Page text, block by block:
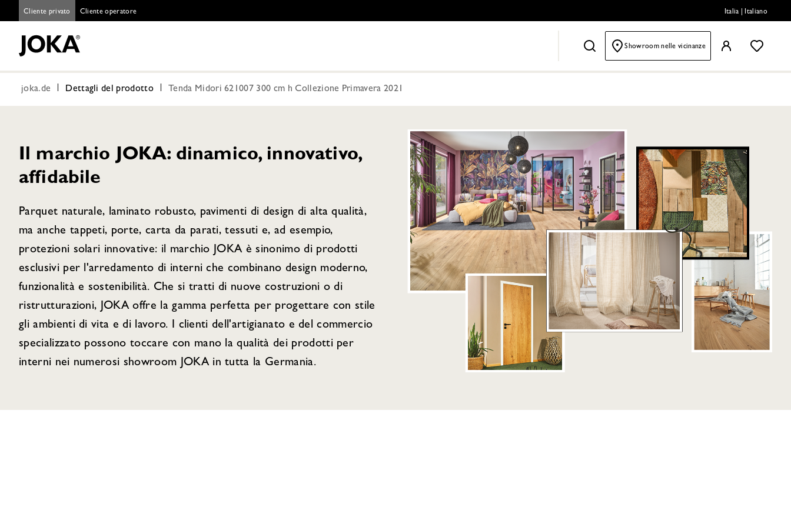
Cliente privato Cliente operatore Italia Italiano
Showroom nelle vicinanze
joka.de Dettagli del prodotto Tenda Midori 621007 300 cm h Collezione Primavera 2021
Il marchio JOKA: dinamico, innovativo,
affidabile
Parquet naturale, laminato robusto, pavimenti di design di alta qualità,
ma anche tappeti, porte, carta da parati, tessuti e, ad esempio,
protezioni solari innovative: il marchio JOKA è sinonimo di prodotti
esclusivi per l'arredamento di interni che combinano design moderno,
funzionalità e sostenibilità. Che si tratti di nuove costruzioni o di
ristrutturazioni, JOKA offre la gamma perfetta per progettare con stile
gli ambienti di vita e di lavoro. I clienti dell'artigianato e del commercio
specializzato possono toccare con mano la qualità dei prodotti per
interni nei numerosi showroom JOKA in tutta la Germania.